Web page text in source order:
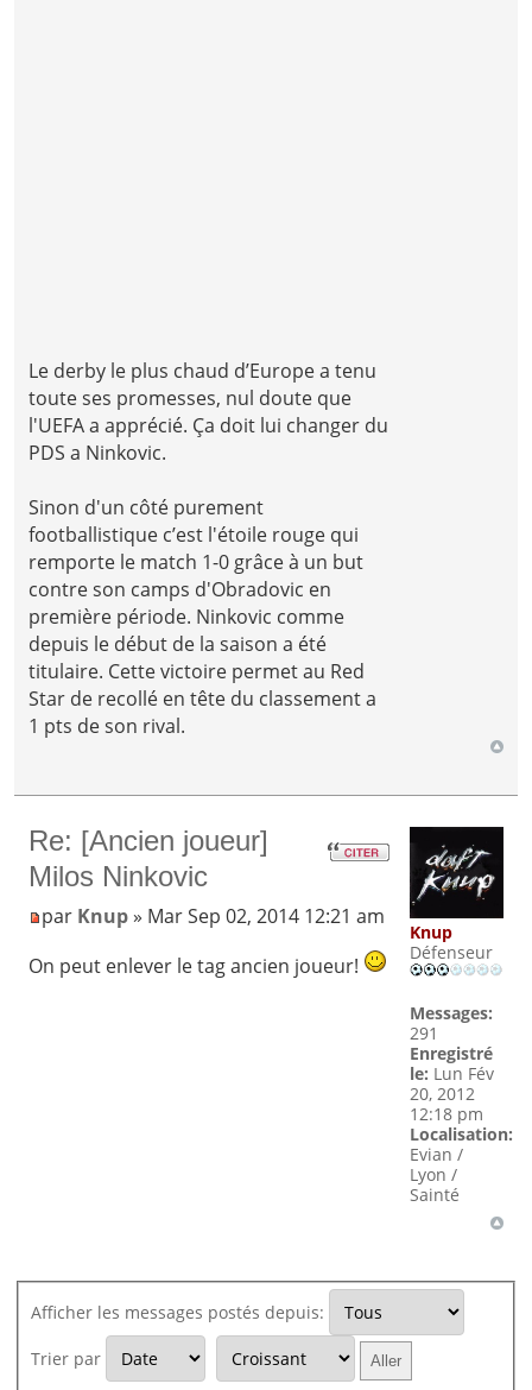
Le derby le plus chaud d’Europe a tenu
toute ses promesses, nul doute que
l'UEFA a apprécié. Ça doit lui changer du
PDS a Ninkovic.
Sinon d'un côté purement
footballistique c’est l'étoile rouge qui
remporte le match 1-0 grâce à un but
contre son camps d'Obradovic en
première période. Ninkovic comme
depuis le début de la saison a été
titulaire. Cette victoire permet au Red
Star de recollé en tête du classement a
1 pts de son rival.
Re: [Ancien joueur]
Milos Ninkovic
par Knup» Mar Sep 02, 2014 12:21 am
On peut enlever le tag ancien joueur!
Knup
Défenseur
Messages:
291
Enregistré
le: Lun Fév
20, 2012
12:18 pm
Localisation:
Evian /
Lyon /
Sainté
Afficher les messages postés depuis:
Trier par